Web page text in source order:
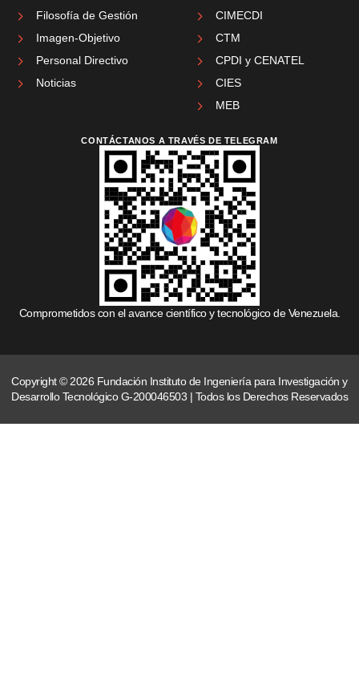
Filosofía de Gestión
Imagen-Objetivo
Personal Directivo
Noticias
CIMECDI
CTM
CPDI y CENATEL
CIES
MEB
CONTÁCTANOS A TRAVÉS DE TELEGRAM
Comprometidos con el avance científico y tecnológico de Venezuela.
Copyright © 2026 Fundación Instituto de Ingeniería para Investigación y
Desarrollo Tecnológico G-200046503 | Todos los Derechos Reservados